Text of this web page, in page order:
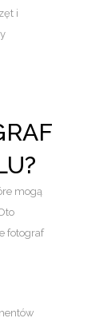
i
mogą
fotograf